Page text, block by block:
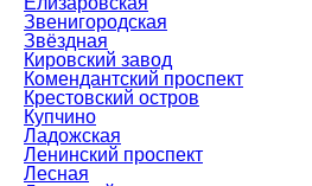
Звенигородская
Звёздная
Кировский завод
Комендантский проспект
Крестовский остров
Купчино
Ладожская
Ленинский проспект
Лесная